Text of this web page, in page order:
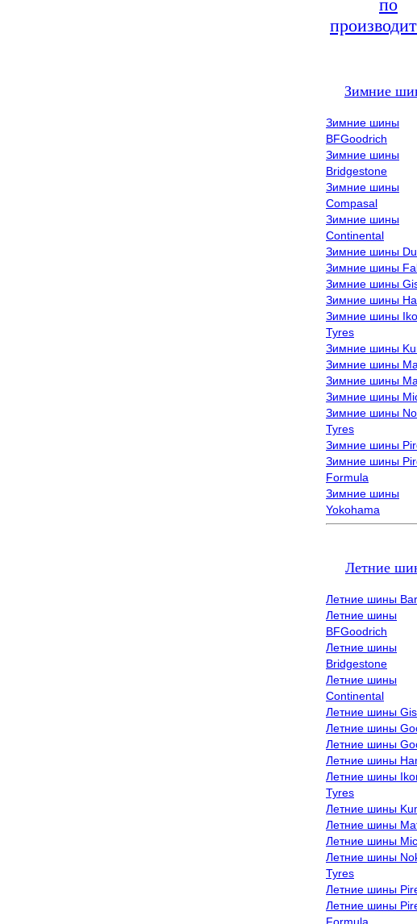
по
Зимние
Зимние шины
BFGoodrich
Зимние шины
Bridgestone
Зимние шины
Compasal
Зимние шины
Continental
Зимние шины
Зимние шины
Зимние шины
Зимние шины
Зимние шины
Tyres
Зимние шины
Зимние шины
Зимние шины
Зимние шины
Зимние шины
Tyres
Зимние шины
Зимние шины
Formula
Зимние шины
Yokohama
Летние
Летние шины
Летние шины
BFGoodrich
Летние шины
Bridgestone
Летние шины
Continental
Летние шины
Летние шины
Летние шины
Летние шины
Летние шины
Tyres
Летние шины
Летние шины
Летние шины
Летние шины
Tyres
Летние шины
Летние шины